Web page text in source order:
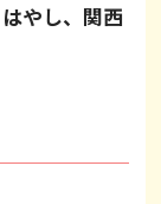
やし、関西